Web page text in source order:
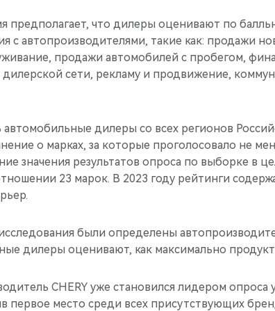
предполагает, что дилеры оценивают по
с автопроизводителями, такие как: продажи
продажи автомобилей с пробегом,
дилерской сети, рекламу и продвижение,
автомобильные дилеры со всех регионов
о марках, за которые проголосовало не
значения результатов опроса по выборке в
23 марок. В 2023 году рейтинги
были определены
дилеры оценивают, как максимально
CHERY уже становился лидером опроса
первое место среди всех присутствующих